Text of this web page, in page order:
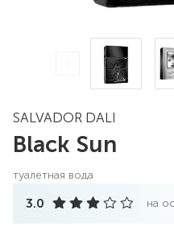
SALVADOR DALI
Black Sun
туалетная вода
3.0 на